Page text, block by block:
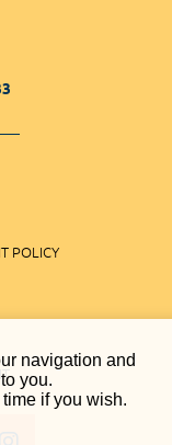
navigation and
you.
if you wish.
POLICY